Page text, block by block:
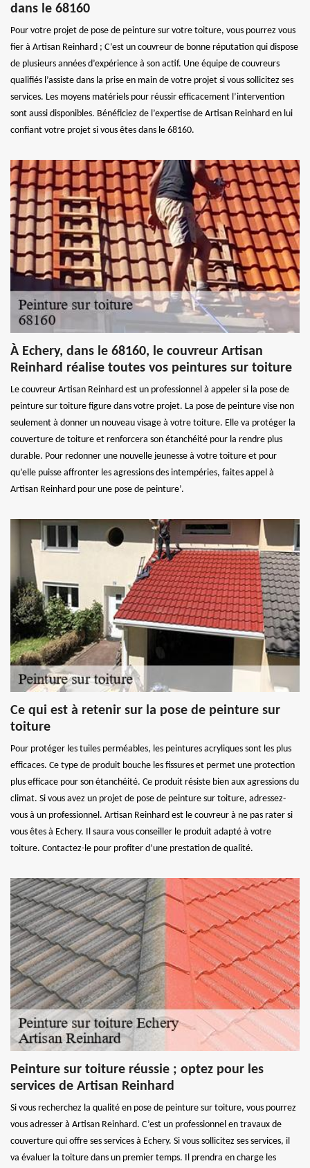
dans le 68160
Pour votre projet de pose de peinture sur votre toiture, vous pourrez vous
fier à Artisan Reinhard ; C’est un couvreur de bonne réputation qui dispose
de plusieurs années d’expérience à son actif. Une équipe de couvreurs
qualifiés l’assiste dans la prise en main de votre projet si vous sollicitez ses
services. Les moyens matériels pour réussir efficacement l’intervention
sont aussi disponibles. Bénéficiez de l’expertise de Artisan Reinhard en lui
confiant votre projet si vous êtes dans le 68160.
À Echery, dans le 68160, le couvreur Artisan
Reinhard réalise toutes vos peintures sur toiture
Le couvreur Artisan Reinhard est un professionnel à appeler si la pose de
peinture sur toiture figure dans votre projet. La pose de peinture vise non
seulement à donner un nouveau visage à votre toiture. Elle va protéger la
couverture de toiture et renforcera son étanchéité pour la rendre plus
durable. Pour redonner une nouvelle jeunesse à votre toiture et pour
qu’elle puisse affronter les agressions des intempéries, faites appel à
Artisan Reinhard pour une pose de peinture’.
Ce qui est à retenir sur la pose de peinture sur
toiture
Pour protéger les tuiles perméables, les peintures acryliques sont les plus
efficaces. Ce type de produit bouche les fissures et permet une protection
plus efficace pour son étanchéité. Ce produit résiste bien aux agressions du
climat. Si vous avez un projet de pose de peinture sur toiture, adressez-
vous à un professionnel. Artisan Reinhard est le couvreur à ne pas rater si
vous êtes à Echery. Il saura vous conseiller le produit adapté à votre
toiture. Contactez-le pour profiter d’une prestation de qualité.
Peinture sur toiture réussie ; optez pour les
services de Artisan Reinhard
Si vous recherchez la qualité en pose de peinture sur toiture, vous pourrez
vous adresser à Artisan Reinhard. C’est un professionnel en travaux de
couverture qui offre ses services à Echery. Si vous sollicitez ses services, il
va évaluer la toiture dans un premier temps. Il prendra en charge les